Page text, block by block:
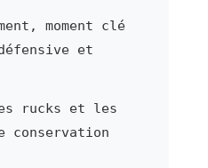
moment clé
et
rucks et les
conservation